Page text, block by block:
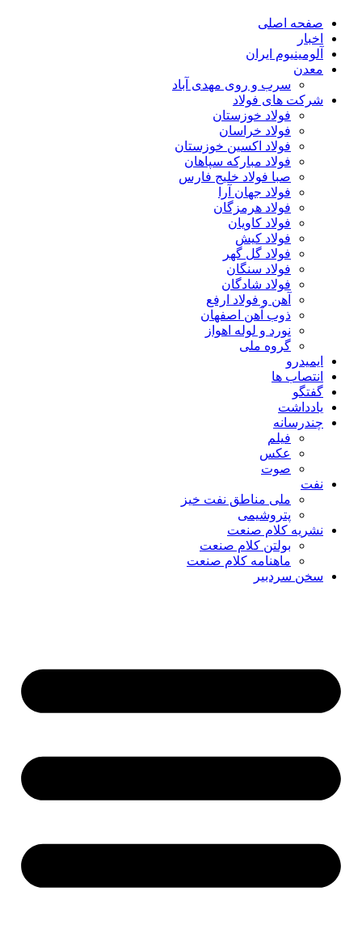
صفحه اصلی
اخبار
آلومینیوم ایران
معدن
سرب و روی مهدی آباد
شرکت های فولاد
فولاد خوزستان
فولاد خراسان
فولاد اکسین خوزستان
فولاد مبارکه سپاهان
صبا فولاد خلیج فارس
فولاد جهان آرا
فولاد هرمزگان
فولاد کاویان
فولاد کیش
فولاد گل گهر
فولاد سنگان
فولاد شادگان
آهن و فولاد ارفع
ذوب آهن اصفهان
نورد و لوله اهواز
گروه ملی
ایمیدرو
انتصاب ها
گفتگو
یادداشت
چندرسانه
فیلم
عکس
صوت
نفت
ملی مناطق نفت خیز
پتروشیمی
نشریه کلام صنعت
بولتن کلام صنعت
ماهنامه کلام صنعت
سخن سردبیر